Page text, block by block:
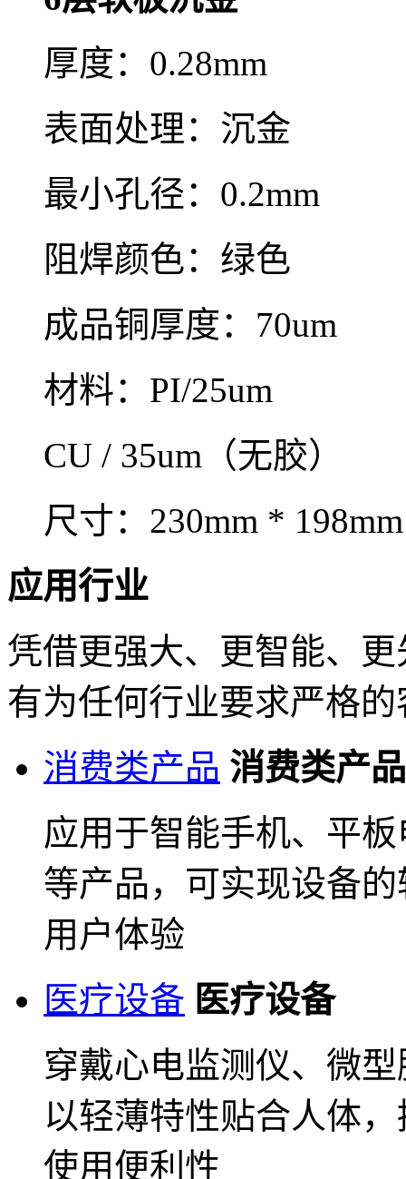
厚度：0.28mm
表面处理：沉金
最小孔径：0.2mm
阻焊颜色：绿色
成品铜厚度：70um
材料：PI/25um
CU / 35um（无胶）
尺寸：230mm * 198mm
应用行业
凭借更强大、更智能、
有为任何行业要求严格
消费类产品 消费类产品
应用于智能手机、平
等产品，可实现设备
用户体验
医疗设备 医疗设备
穿戴心电监测仪、微
以轻薄特性贴合人体
使用便利性